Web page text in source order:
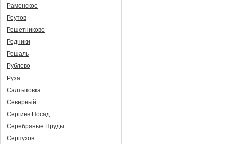
Раменское
Реутов
Решетниково
Родники
Рошаль
Рублево
Руза
Салтыковка
Северный
Сергиев Посад
Серебряные Пруды
Серпухов